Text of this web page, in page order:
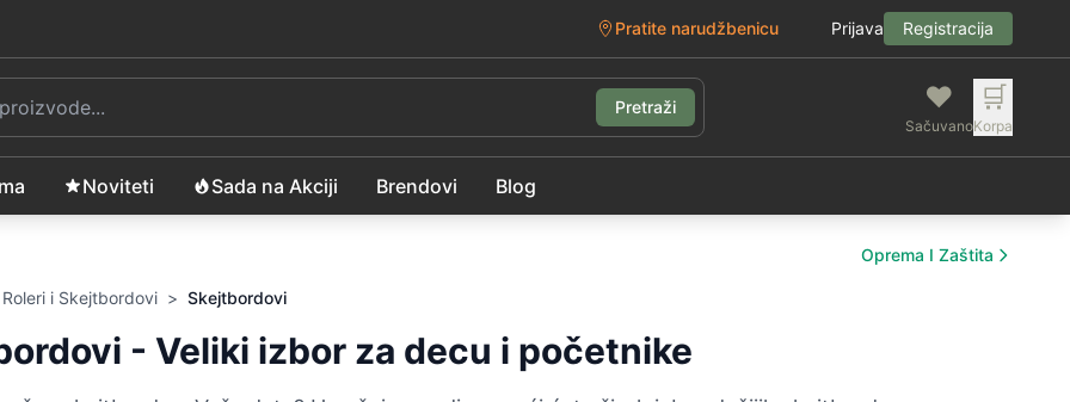
Pratite narudžbenicu Prijava Registracija
Pretraži ❤️
Sačuvano
🛒
Korpa
Noviteti Sada na Akciji Brendovi Blog
Oprema I Zaštita
Roleri i Skejtbordovi > Skejtbordovi
- Veliki izbor za decu i početnike